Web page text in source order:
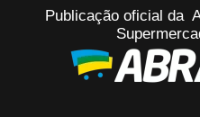
Publicação oficial da